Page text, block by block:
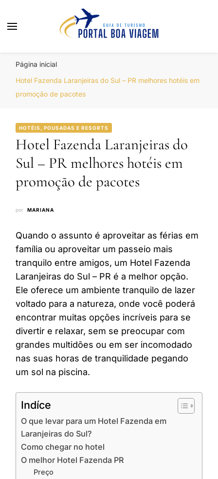
Página inicial
Hotel Fazenda Laranjeiras do Sul – PR melhores hotéis em
promoção de pacotes
HOTÉIS, POUSADAS E RESORTS
Hotel Fazenda Laranjeiras do
Sul – PR melhores hotéis em
promoção de pacotes
por MARIANA
Quando o assunto é aproveitar as férias em
família ou aproveitar um passeio mais
tranquilo entre amigos, um Hotel Fazenda
Laranjeiras do Sul – PR é a melhor opção.
Ele oferece um ambiente tranquilo de lazer
voltado para a natureza, onde você poderá
encontrar muitas opções incríveis para se
divertir e relaxar, sem se preocupar com
grandes multidões ou em ser incomodado
nas suas horas de tranquilidade pegando
um sol na piscina.
Indíce
O que levar para um Hotel Fazenda em
Laranjeiras do Sul?
Como chegar no hotel
O melhor Hotel Fazenda PR
Preço